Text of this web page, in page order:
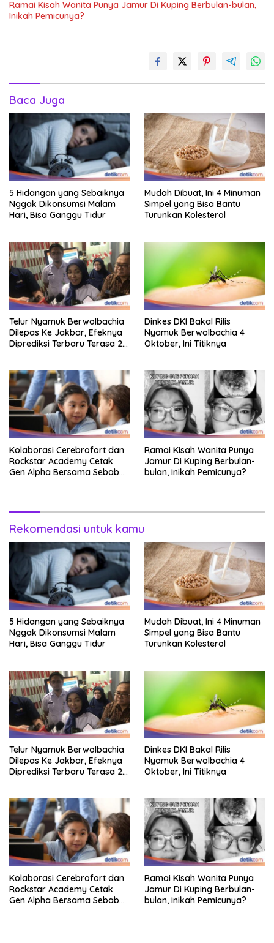
Ramai Kisah Wanita Punya Jamur Di Kuping Berbulan-bulan,
Inikah Pemicunya?
Baca Juga
5 Hidangan yang Sebaiknya
Nggak Dikonsumsi Malam
Hari, Bisa Ganggu Tidur
Mudah Dibuat, Ini 4 Minuman
Simpel yang Bisa Bantu
Turunkan Kolesterol
Telur Nyamuk Berwolbachia
Dilepas Ke Jakbar, Efeknya
Diprediksi Terbaru Terasa 2
Dinkes DKI Bakal Rilis
Nyamuk Berwolbachia 4
Oktober, Ini Titiknya
Kolaborasi Cerebrofort dan
Rockstar Academy Cetak
Gen Alpha Bersama Sebab
Ramai Kisah Wanita Punya
Jamur Di Kuping Berbulan-
bulan, Inikah Pemicunya?
Rekomendasi untuk kamu
5 Hidangan yang Sebaiknya
Nggak Dikonsumsi Malam
Hari, Bisa Ganggu Tidur
Mudah Dibuat, Ini 4 Minuman
Simpel yang Bisa Bantu
Turunkan Kolesterol
Telur Nyamuk Berwolbachia
Dilepas Ke Jakbar, Efeknya
Diprediksi Terbaru Terasa 2
Dinkes DKI Bakal Rilis
Nyamuk Berwolbachia 4
Oktober, Ini Titiknya
Kolaborasi Cerebrofort dan
Rockstar Academy Cetak
Gen Alpha Bersama Sebab
Ramai Kisah Wanita Punya
Jamur Di Kuping Berbulan-
bulan, Inikah Pemicunya?